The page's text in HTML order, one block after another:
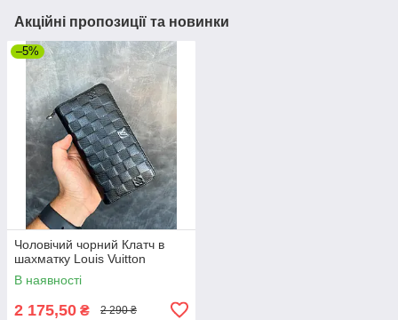
Акційні пропозиції та новинки
–5%
Чоловічий чорний Клатч в
шахматку Louis Vuitton
В наявності
2 175,50 ₴ 2 290 ₴